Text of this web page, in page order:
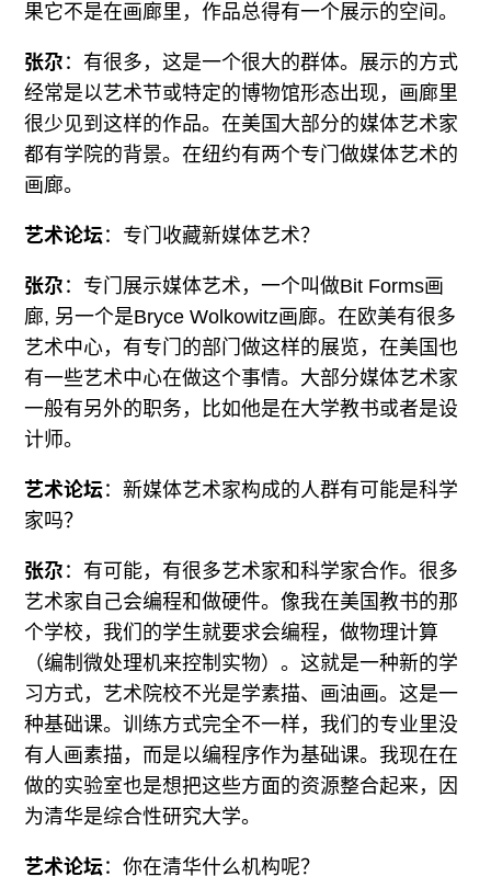
果它不是在画廊里，作品总得有一个展示的空间。
张尕 ：有很多，这是一个很大的群体。展示的方式
经常是以艺术节或特定的博物馆形态出现，画廊里
很少见到这样的作品。在美国大部分的媒体艺术家
都有学院的背景。在纽约有两个专门做媒体艺术的
画廊。
艺术论坛：专门收藏新媒体艺术？
张尕 ：专门展示媒体艺术，一个叫做Bit Forms画
廊, 另一个是Bryce Wolkowitz画廊。在欧美有很多
艺术中心，有专门的部门做这样的展览，在美国也
有一些艺术中心在做这个事情。大部分媒体艺术家
一般有另外的职务，比如他是在大学教书或者是设
计师。
艺术论坛：新媒体艺术家构成的人群有可能是科学
家吗？
张尕 ：有可能，有很多艺术家和科学家合作。很多
艺术家自己会编程和做硬件。像我在美国教书的那
个学校，我们的学生就要求会编程，做物理计算
（编制微处理机来控制实物）。这就是一种新的学
习方式，艺术院校不光是学素描、画油画。这是一
种基础课。训练方式完全不一样，我们的专业里没
有人画素描，而是以编程序作为基础课。我现在在
做的实验室也是想把这些方面的资源整合起来，因
为清华是综合性研究大学。
艺术论坛：你在清华什么机构呢？